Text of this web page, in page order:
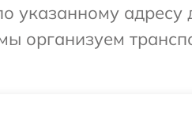
указанному адресу
организуем